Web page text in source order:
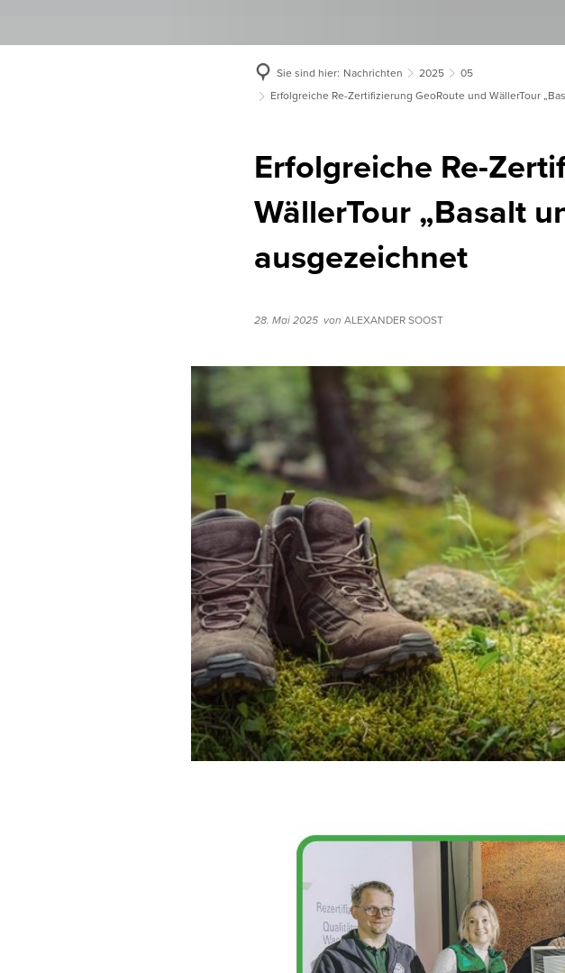
Sie sind hier: Nachrichten 2025
05
Erfolgreiche Re-Zertifizierung GeoRoute und WällerTour
Erfolgreiche Re-
WällerTour „Basalt
ausgezeichnet
28. Mai 2025 von ALEXANDER SOOST